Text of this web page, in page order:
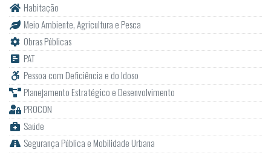
Habitação
Meio Ambiente, Agricultura e Pesca
Obras Públicas
PAT
Pessoa com Deficiência e do Idoso
Planejamento Estratégico e Desenvolvimento
PROCON
Saúde
Segurança Pública e Mobilidade Urbana